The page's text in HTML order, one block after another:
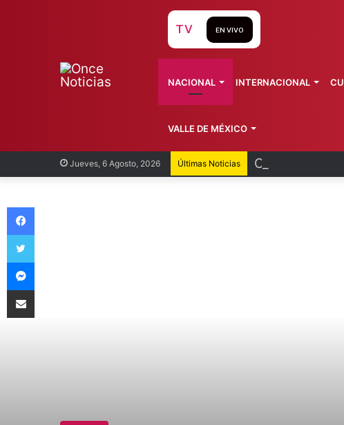
Jueves, 6 Agosto, 2026 Últimas Noticias Cofepris
TV EN VIVO
NACIONAL INTERNACIONAL
VALLE DE MÉXICO
Facebook
Twitter
Messenger
Compartir vía Email